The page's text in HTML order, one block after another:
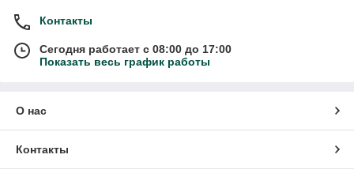
Контакты
Сегодня работает с 08:00 до 17:00
Показать весь график работы
О нас
Контакты